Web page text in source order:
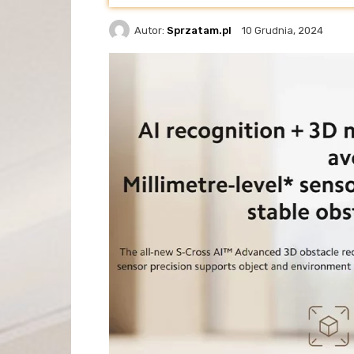
Autor: Sprzatam.pl 10 Grudnia, 2024